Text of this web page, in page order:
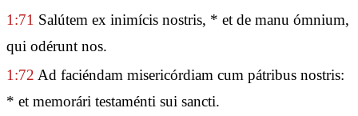
1:71 Salútem ex inimícis nostris, * et de manu ómnium,
qui odérunt nos.
1:72 Ad faciéndam misericórdiam cum pátribus nostris:
* et memorári testaménti sui sancti.